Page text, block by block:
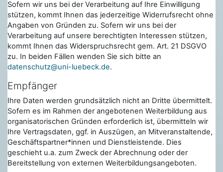
Sofern wir uns bei der Verarbeitung auf Ihre Einwilligung
stützen, kommt Ihnen das jederzeitige Widerrufsrecht ohne
Angaben von Gründen zu. Sofern wir uns bei der
Verarbeitung auf unsere berechtigten Interessen stützen,
kommt Ihnen das Widerspruchsrecht gem. Art. 21 DSGVO
zu. In beiden Fällen wenden Sie sich bitte an
datenschutz@uni-luebeck.de.
Empfänger
Ihre Daten werden grundsätzlich nicht an Dritte übermittelt.
Sofern es im Rahmen der angebotenen Weiterbildung aus
organisatorischen Gründen erforderlich ist, übermitteln wir
Ihre Vertragsdaten, ggf. in Auszügen, an Mitveranstaltende,
Geschäftspartner*innen und Dienstleistende. Dies
geschieht u.a. zum Zweck der Abrechnung oder der
Bereitstellung von externen Weiterbildungsangeboten.